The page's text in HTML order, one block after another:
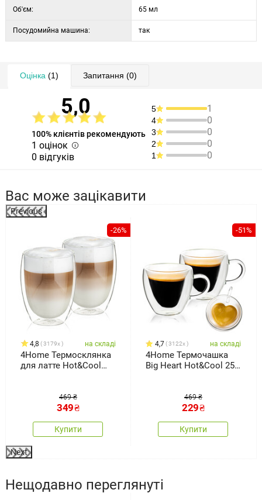
Об'єм: 65 мл
Посудомийна машина: так
Оцінка (1) Запитання (0)
5,0
100% клієнтів рекомендують
1 оцінок
0 відгуків
5 1
4 0
3 0
2 0
1 0
Вас може зацікавити
Previous
-26%
4,8 3179x на складі
4Home Термосклянка
для латте Hot&Cool
469 ₴
349₴
Купити
-51%
4,7 3122x на складі
4Home Термочашка
Big Heart Hot&Cool 250
469 ₴
229₴
Купити
Next
Нещодавно переглянуті